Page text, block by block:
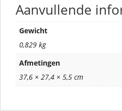
Aanvullende
Gewicht
0,829 kg
Afmetingen
37,6 × 27,4 × 5,5 cm